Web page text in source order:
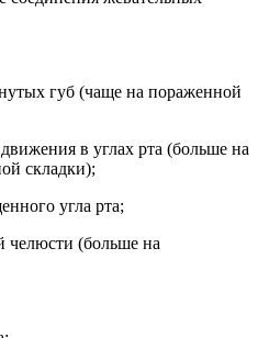
губ (чаще на пораженной
в углах рта (больше на
складки);
угла рта;
(больше на